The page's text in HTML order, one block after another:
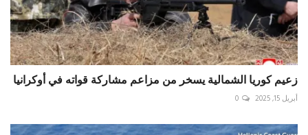
زعيم كوريا الشمالية يسخر من مزاعم مشاركة قواته في أوكرانيا
أبريل 15, 2025 0